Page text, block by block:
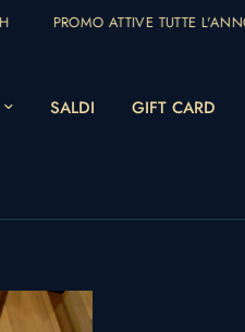
PROMO ATTIVE TUTTE L'ANNO
SALDI
GIFT CARD